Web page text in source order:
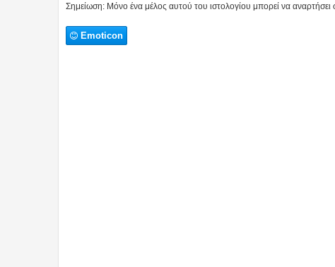
Σημείωση: Μόνο ένα μέλος αυτού του ιστολογίου μπορεί να αναρτήσει
Emoticon